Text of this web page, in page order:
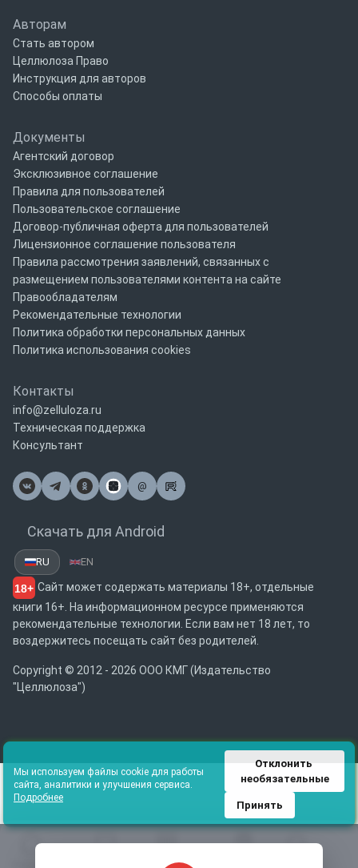
Каталог
Авторам
Стать автором
Целлюлоза Право
Инструкция для авторов
Способы оплаты
Документы
Агентский договор
Эксклюзивное соглашение
Правила для пользователей
Пользовательское соглашение
Договор-публичная оферта для пользователей
Лицензионное соглашение пользователя
Правила рассмотрения заявлений, связанных с
размещением пользователями контента на сайте
Правообладателям
Рекомендательные технологии
Политика обработки персональных данных
Политика использования cookies
Контакты
info@zelluloza.ru
Техническая поддержка
Консультант
@
Почта
Скачать для Android
RU EN
18+ Сайт может содержать материалы 18+, отдельные
книги 16+. На информационном ресурсе применяются
рекомендательные технологии. Если вам нет 18 лет, то
воздержитесь посещать сайт без родителей.
Copyright © 2012 - 2026 ООО КМГ (Издательство
"Целлюлоза")
Мы используем файлы cookie для работы
сайта, аналитики и улучшения сервиса.
Подробнее
Отклонить
необязательные
Принять